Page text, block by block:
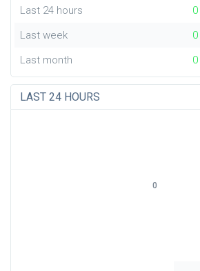
Last 24 hours 0
Last week
0
Last month
0
LAST 24 HOURS
0